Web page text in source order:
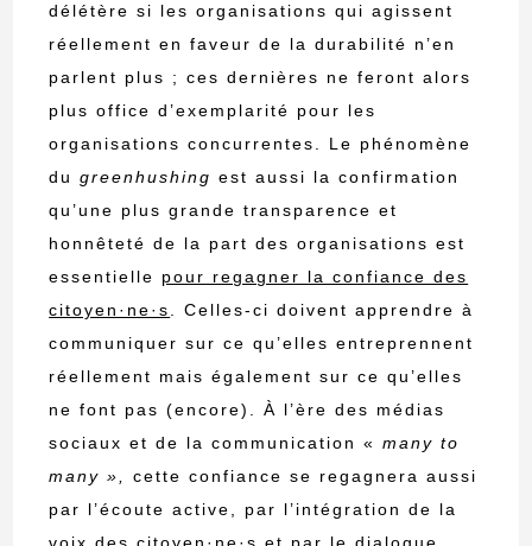
délétère si les organisations qui agissent
réellement en faveur de la durabilité n’en
parlent plus ; ces dernières ne feront alors
plus office d’exemplarité pour les
organisations concurrentes. Le phénomène
dugreenhushing est aussi la confirmation
qu’une plus grande transparence et
honnêteté de la part des organisations est
essentielle pour regagner la confiance des
citoyen·ne·s
. Celles-ci doivent apprendre à
communiquer sur ce qu’elles entreprennent
réellement mais également sur ce qu’elles
ne font pas (encore). À l’ère des médias
sociaux et de la communication «many to
many »,cette confiance se regagnera aussi
par l’écoute active, par l’intégration de la
voix des citoyen·ne·s et par ledialogue